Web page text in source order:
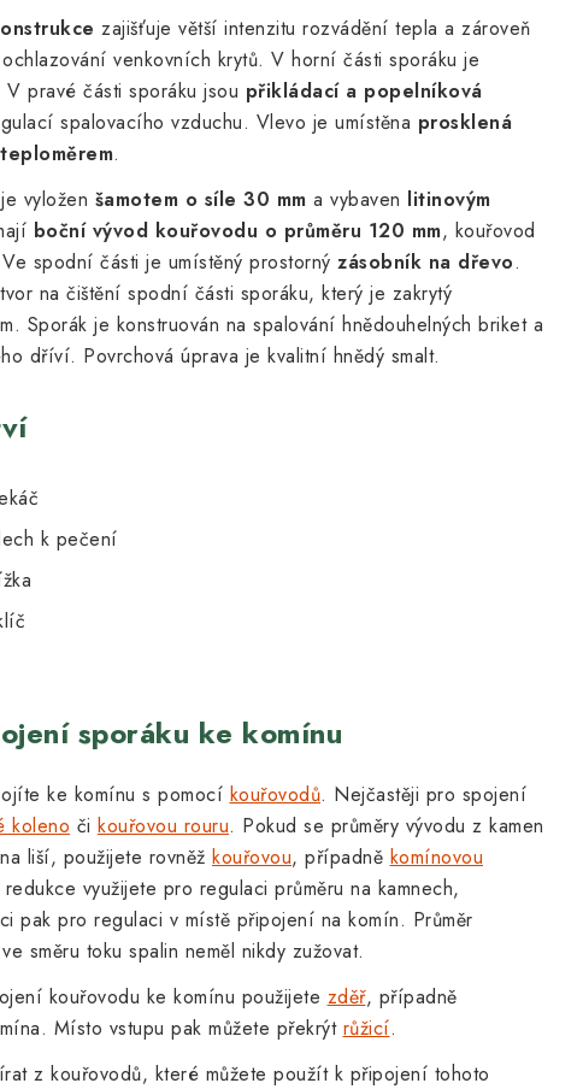
zajišťuje větší intenzitu rozvádění tepla a zároveň
venkovních krytů. V horní části sporáku je
V pravé části sporáku jsou přikládací a popelníková
spalovacího vzduchu. Vlevo je umístěna prosklená
.
vyložen šamotem o síle 30 mm a vybaven litinovým
boční vývod kouřovodu o průměru 120 mm, kouřovod
spodní části je umístěný prostorný zásobník na dřevo.
na čištění spodní části sporáku, který je zakrytý
Sporák je konstruován na spalování hnědouhelných briket a
dříví. Povrchová úprava je kvalitní hnědý smalt.
k pečení
sporáku ke komínu
ke komínu s pomocí kouřovodů. Nejčastěji pro spojení
koleno či kouřovou rouru. Pokud se průměry vývodu z kamen
liší, použijete rovněž kouřovou, případně komínovou
využijete pro regulaci průměru na kamnech,
pak pro regulaci v místě připojení na komín. Průměr
směru toku spalin neměl nikdy zužovat.
kouřovodu ke komínu použijete zděř, případně
Místo vstupu pak můžete překrýt růžicí.
z kouřovodů, které můžete použít k připojení tohoto